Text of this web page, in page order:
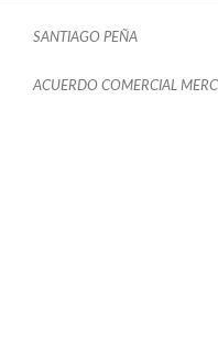
SANTIAGO PEÑA
ACUERDO COMERCIAL